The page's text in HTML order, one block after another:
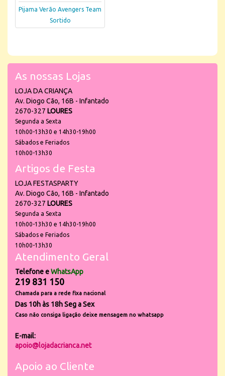
Pijama Verão Avengers Team
Sortido
As nossas Lojas
LOJA DA CRIANÇA
Av. Diogo Cão, 16B - Infantado
2670-327 LOURES
Segunda a Sexta
10h00-13h30 e 14h30-19h00
Sábados e Feriados
10h00-13h30
Artigos de Festa
LOJA FESTASPARTY
Av. Diogo Cão, 16B - Infantado
2670-327 LOURES
Segunda a Sexta
10h00-13h30 e 14h30-19h00
Sábados e Feriados
10h00-13h30
Atendimento Geral
Telefone eWhatsApp
219 831 150
Chamada para a rede fixa nacional
Das 10h às 18h Seg a Sex
Caso não consiga ligação deixe mensagem no whatsapp
E-mail:
apoio@lojadacrianca.net
Apoio ao Cliente